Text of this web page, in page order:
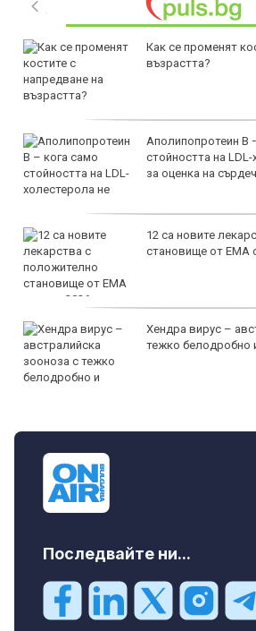
Как се променят
възрастта?
Аполипопротеин B
стойността на
за оценка на
12 са новите
становище от ЕМА
Хендра вирус –
тежко белодробно
Последвайте ни...